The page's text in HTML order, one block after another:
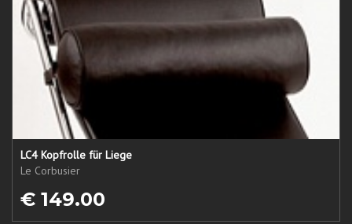
LC4 Kopfrolle für Liege
Le Corbusier
€ 149.00